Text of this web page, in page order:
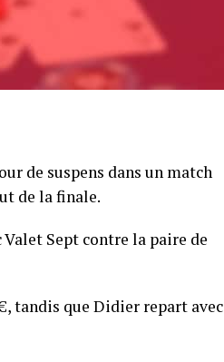
de suspens dans un match
de la finale.
Sept contre la paire de
tandis que Didier repart avec